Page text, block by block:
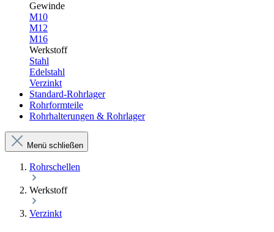
Gewinde
M10
M12
M16
Werkstoff
Stahl
Edelstahl
Verzinkt
Standard-Rohrlager
Rohrformteile
Rohrhalterungen & Rohrlager
Menü schließen
Rohrschellen
Werkstoff
Verzinkt